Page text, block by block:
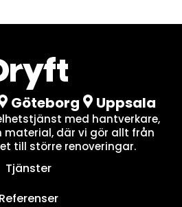
Göteborg Uppsala
med hantverkare,
material, där vi gör allt från
till större renoveringar.
Tjänster
Referenser